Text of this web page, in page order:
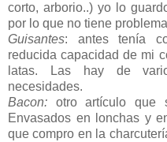
corto, arborio..) yo lo
por lo que no tiene
Guisantes: antes tenía
reducida capacidad de mi
latas. Las hay de
necesidades.
Bacon: otro artículo que
Envasados en lonchas y
que compro en la